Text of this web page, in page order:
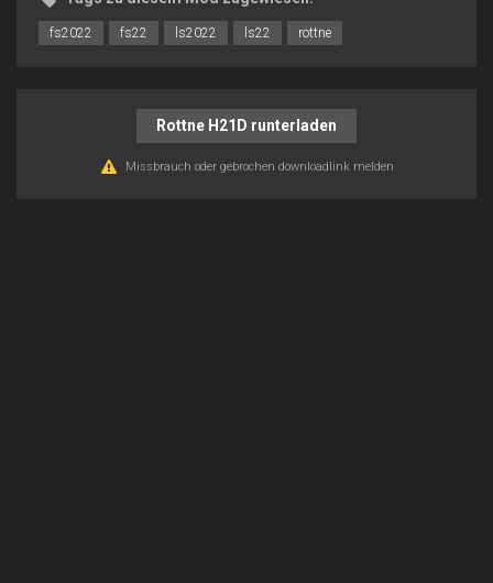
fs2022 fs22 ls2022 ls22 rottne
Rottne H21D runterladen
Missbrauch oder gebrochen downloadlink melden